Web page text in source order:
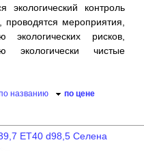
экологический контроль
мероприятия,
рисков,
экологически чистые
названию по цене
ET40 d98,5 Селена